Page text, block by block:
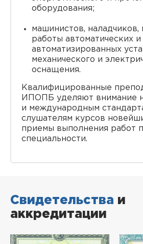
оборудования;
машинистов, наладчиков,
работы автоматических и
автоматизированных
механического и
оснащения.
Квалифицированные
ИПОПБ уделяют внимание
и международным
слушателям курсов
приемы выполнения работ
специальности.
Свидетельства и
аккредитации